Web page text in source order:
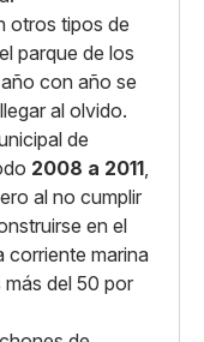
otros tipos de
parque de los
con año se
al olvido.
de
2008 a 2011,
al no cumplir
en el
corriente marina
del 50 por